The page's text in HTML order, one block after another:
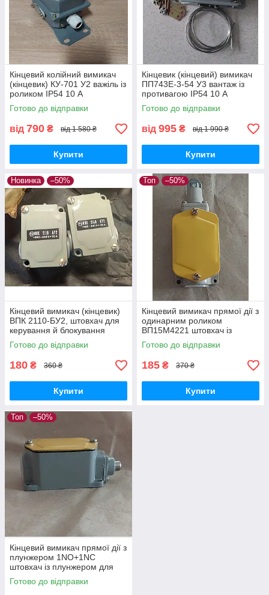
Кінцевий колійний вимикач
(кінцевик) КУ-701 У2 важіль із
роликом ІР54 10 А
Готово до відправки
від 790 ₴ від 1 580 ₴
Купити
Кінцевик (кінцевий) вимикач
ПП743Е-3-54 У3 вантаж із
противагою ІР54 10 А
штампування
Готово до відправки
від 995 ₴ від 1 990 ₴
Купити
Новинка –50%
Кінцевий вимикач (кінцевик)
ВПК 2110-БУ2, штовхач для
керування й блокування
обладнання
Готово до відправки
180 ₴ 360 ₴
Купити
Топ –50%
Кінцевий вимикач прямої дії з
одинарним роликом
ВП15М4221 штовхач із
роликом для управління та
блокування обладнання
Готово до відправки
185 ₴ 370 ₴
Купити
Топ –50%
Кінцевий вимикач прямої дії з
плунжером 1NO+1NC
штовхач із плунжером для
управління та блокування
обладнання
Готово до відправки